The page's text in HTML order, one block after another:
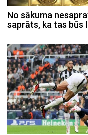
No sākuma
saprāts, ka tas būs